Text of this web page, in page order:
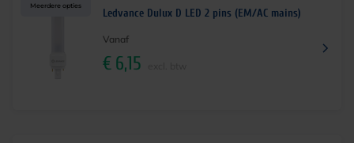
Meerdere opties
Ledvance Dulux D LED 2 pins (EM/AC mains)
Vanaf
€ 6,15